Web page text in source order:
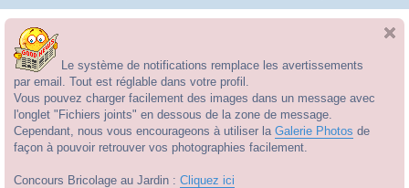
Le système de notifications remplace les avertissements
par email. Tout est réglable dans votre profil.
Vous pouvez charger facilement des images dans un message avec
l'onglet "Fichiers joints" en dessous de la zone de message.
Cependant, nous vous encourageons à utiliser la Galerie Photos de
façon à pouvoir retrouver vos photographies facilement.
Concours Bricolage au Jardin : Cliquez ici